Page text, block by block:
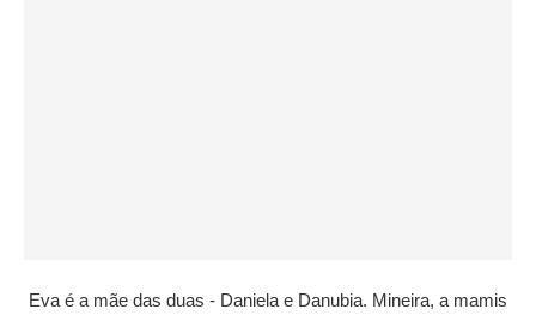
Eva é a mãe das duas - Daniela e Danubia. Mineira, a mamis